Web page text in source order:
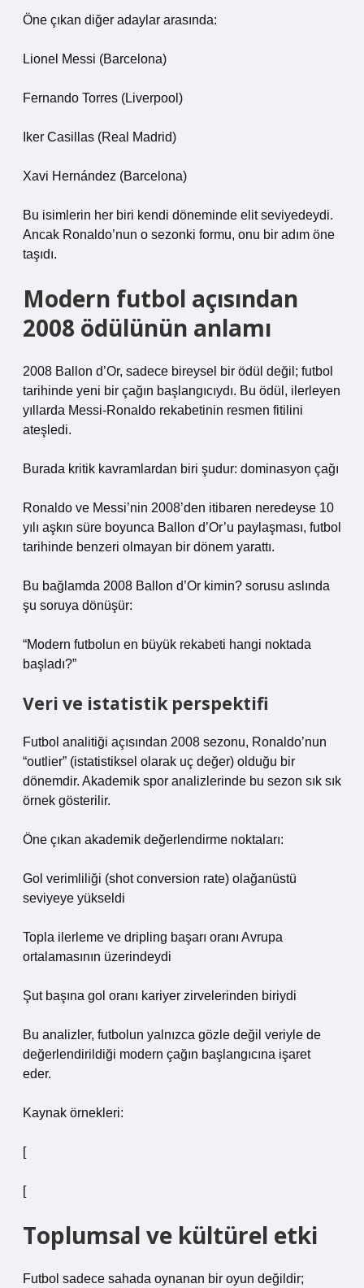
Öne çıkan diğer adaylar arasında:
Lionel Messi (Barcelona)
Fernando Torres (Liverpool)
Iker Casillas (Real Madrid)
Xavi Hernández (Barcelona)
Bu isimlerin her biri kendi döneminde elit seviyedeydi.
Ancak Ronaldo’nun o sezonki formu, onu bir adım öne
taşıdı.
Modern futbol açısından
2008 ödülünün anlamı
2008 Ballon d’Or, sadece bireysel bir ödül değil; futbol
tarihinde yeni bir çağın başlangıcıydı. Bu ödül, ilerleyen
yıllarda Messi-Ronaldo rekabetinin resmen fitilini
ateşledi.
Burada kritik kavramlardan biri şudur: dominasyon çağı
Ronaldo ve Messi’nin 2008’den itibaren neredeyse 10
yılı aşkın süre boyunca Ballon d’Or’u paylaşması, futbol
tarihinde benzeri olmayan bir dönem yarattı.
Bu bağlamda 2008 Ballon d’Or kimin? sorusu aslında
şu soruya dönüşür:
“Modern futbolun en büyük rekabeti hangi noktada
başladı?”
Veri ve istatistik perspektifi
Futbol analitiği açısından 2008 sezonu, Ronaldo’nun
“outlier” (istatistiksel olarak uç değer) olduğu bir
dönemdir. Akademik spor analizlerinde bu sezon sık sık
örnek gösterilir.
Öne çıkan akademik değerlendirme noktaları:
Gol verimliliği (shot conversion rate) olağanüstü
seviyeye yükseldi
Topla ilerleme ve dripling başarı oranı Avrupa
ortalamasının üzerindeydi
Şut başına gol oranı kariyer zirvelerinden biriydi
Bu analizler, futbolun yalnızca gözle değil veriyle de
değerlendirildiği modern çağın başlangıcına işaret
eder.
Kaynak örnekleri:
[
[
Toplumsal ve kültürel etki
Futbol sadece sahada oynanan bir oyun değildir;